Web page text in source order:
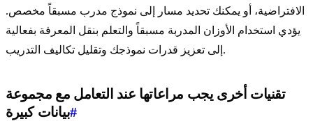
الافتراضية، أو يمكنك تحديد مسار إلى نموذج مدرب مسبقاً مخصص.
يؤدي استخدام الأوزان المدربة مسبقاً والتعلم بنقل المعرفة بفعالية
إلى تعزيز قدرات نموذجك وتقليل تكاليف التدريب.
تقنيات أخرى يجب مراعاتها عند التعامل مع مجموعة
بيانات كبيرة#